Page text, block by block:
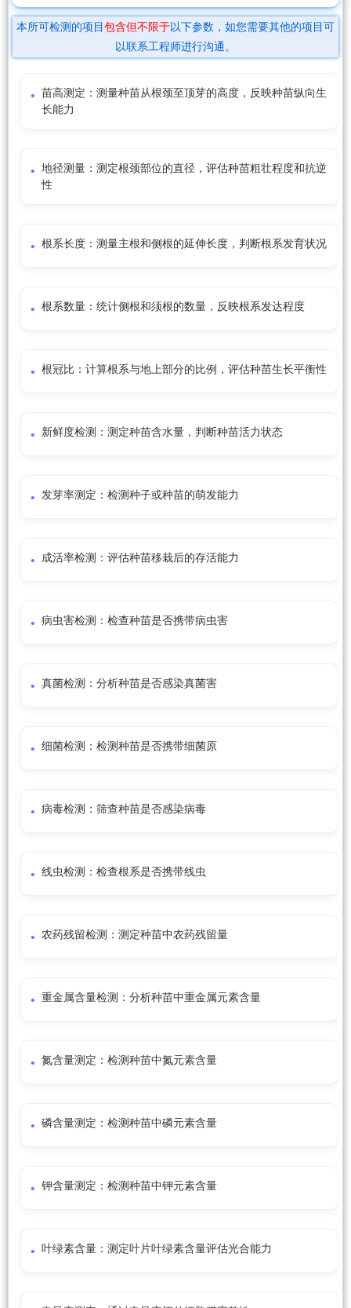
本所可检测的项目 包含但不限于以下参数，如您需要其他的项目可
以联系工程师进行沟通。
苗高测定：测量种苗从根颈至顶芽的高度，反映种苗纵向生
长能力
地径测量：测定根颈部位的直径，评估种苗粗壮程度和抗逆
性
根系长度：测量主根和侧根的延伸长度，判断根系发育状况
根系数量：统计侧根和须根的数量，反映根系发达程度
根冠比：计算根系与地上部分的比例，评估种苗生长平衡性
新鲜度检测：测定种苗含水量，判断种苗活力状态
发芽率测定：检测种子或种苗的萌发能力
成活率检测：评估种苗移栽后的存活能力
病虫害检测：检查种苗是否携带病虫害
真菌检测：分析种苗是否感染真菌害
细菌检测：检测种苗是否携带细菌原
病毒检测：筛查种苗是否感染病毒
线虫检测：检查根系是否携带线虫
农药残留检测：测定种苗中农药残留量
重金属含量检测：分析种苗中重金属元素含量
氮含量测定：检测种苗中氮元素含量
磷含量测定：检测种苗中磷元素含量
钾含量测定：检测种苗中钾元素含量
叶绿素含量：测定叶片叶绿素含量评估光合能力